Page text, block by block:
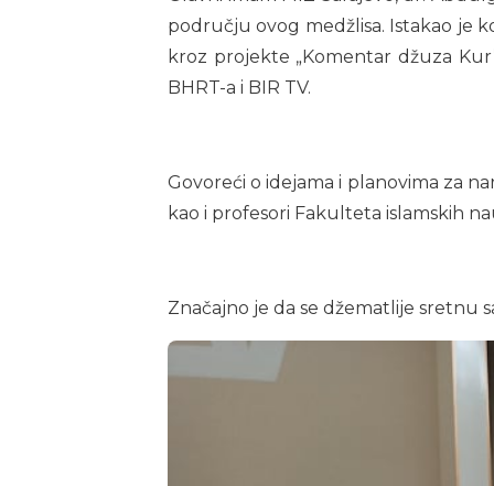
području ovog medžlisa. Istakao je
kroz projekte „Komentar džuza
BHRT-a i BIR TV.
Govoreći o idejama i planovima za
kao i profesori Fakulteta islamskih
Značajno je da se džematlije sretnu